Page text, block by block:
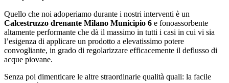
Quello che noi adoperiamo durante i nostri interventi è un
Calcestruzzo drenante Milano Municipio 6 e fonoassorbente
altamente performante che dà il massimo in tutti i casi in cui vi sia
l’esigenza di applicare un prodotto a elevatissimo potere
convogliante, in grado di regolarizzare efficacemente il deflusso di
acque piovane.
Senza poi dimenticare le altre straordinarie qualità quali: la facile